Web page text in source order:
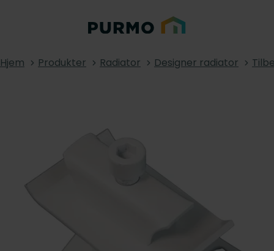
Hjem Produkter Radiator Designer radiator